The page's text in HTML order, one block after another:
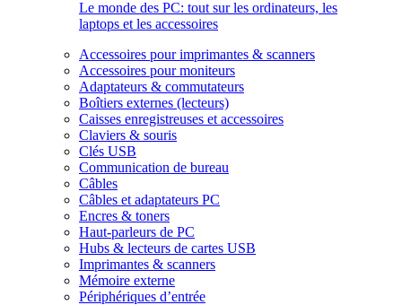
Le monde des PC: tout sur les ordinateurs, les
laptops et les accessoires
Accessoires pour imprimantes & scanners
Accessoires pour moniteurs
Adaptateurs & commutateurs
Boîtiers externes (lecteurs)
Caisses enregistreuses et accessoires
Claviers & souris
Clés USB
Communication de bureau
Câbles
Câbles et adaptateurs PC
Encres & toners
Haut-parleurs de PC
Hubs & lecteurs de cartes USB
Imprimantes & scanners
Mémoire externe
Périphériques d’entrée